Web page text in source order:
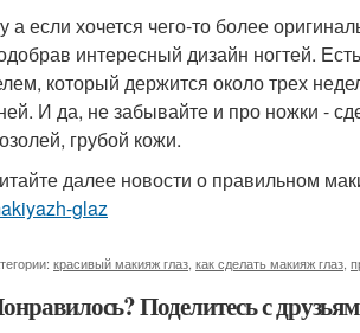
а если хочется чего-то более
интересный дизайн ногтей.
который держится около трех
И да, не забывайте и про ножки -
грубой кожи.
далее новости о правильном
glaz
красивый макияж глаз как сделать макияж глаз
Поделитесь с